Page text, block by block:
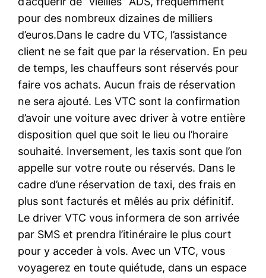
pour des nombreux dizaines de milliers
d’euros.Dans le cadre du VTC, l’assistance
client ne se fait que par la réservation. En peu
de temps, les chauffeurs sont réservés pour
faire vos achats. Aucun frais de réservation
ne sera ajouté. Les VTC sont la confirmation
d’avoir une voiture avec driver à votre entière
disposition quel que soit le lieu ou l’horaire
souhaité. Inversement, les taxis sont que l’on
appelle sur votre route ou réservés. Dans le
cadre d’une réservation de taxi, des frais en
plus sont facturés et mêlés au prix définitif.
Le driver VTC vous informera de son arrivée
par SMS et prendra l’itinéraire le plus court
pour y acceder à vols. Avec un VTC, vous
voyagerez en toute quiétude, dans un espace